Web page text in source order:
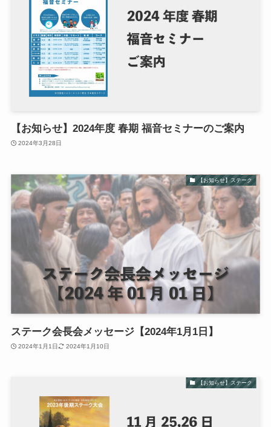
【お知らせ】2024年度 春期 福音セミナーのご案内
2024年3月28日
【お知らせ】ステーク
ステーク会長会メッセージ【2024年1月1日】
2024年1月1日 2024年1月10日
【お知らせ】ステーク